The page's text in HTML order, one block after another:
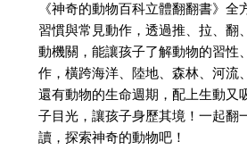
《神奇的動物百科立體翻翻書》全
習慣與常見動作，透過推、拉、翻
動機關，能讓孩子了解動物的習性
作，橫跨海洋、陸地、森林、河流
還有動物的生命週期，配上生動又
子目光，讓孩子身歷其境！一起翻
讀，探索神奇的動物吧！